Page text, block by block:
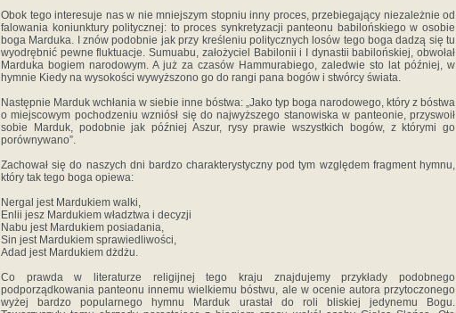
Obok tego interesuje nas w nie mniejszym stopniu inny proces, przebiegający niezależnie od
falowania koniunktury politycznej: to proces synkretyzacji panteonu babilońskiego w osobie
boga Marduka. I znów podobnie jak przy kreśleniu politycznych losów tego boga dadzą się tu
wyodrębnić pewne fluktuacje. Sumuabu, założyciel Babilonii i I dynastii babilońskiej, obwołał
Marduka bogiem narodowym. A już za czasów Hammurabiego, zaledwie sto lat później, w
hymnie Kiedy na wysokości wywyższono go do rangi pana bogów i stwórcy świata.
Następnie Marduk wchłania w siebie inne bóstwa: „Jako typ boga narodowego, który z bóstwa
o miejscowym pochodzeniu wzniósł się do najwyższego stanowiska w panteonie, przyswoił
sobie Marduk, podobnie jak później Aszur, rysy prawie wszystkich bogów, z którymi go
porównywano”.
Zachował się do naszych dni bardzo charakterystyczny pod tym względem fragment hymnu,
który tak tego boga opiewa:
Nergal jest Mardukiem walki,
Enlii jesz Mardukiem władztwa i decyzji
Nabu jest Mardukiem posiadania,
Sin jest Mardukiem sprawiedliwości,
Adad jest Mardukiem dżdżu.
Co prawda w literaturze religijnej tego kraju znajdujemy przykłady podobnego
podporządkowania panteonu innemu wielkiemu bóstwu, ale w ocenie autora przytoczonego
wyżej bardzo popularnego hymnu Marduk urastał do roli bliskiej jedynemu Bogu.